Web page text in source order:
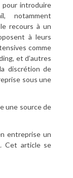
pour introduire
notamment
recours à un
à leurs
comme
et d’autres
discrétion de
sous une
une source de
entreprise un
Cet article se